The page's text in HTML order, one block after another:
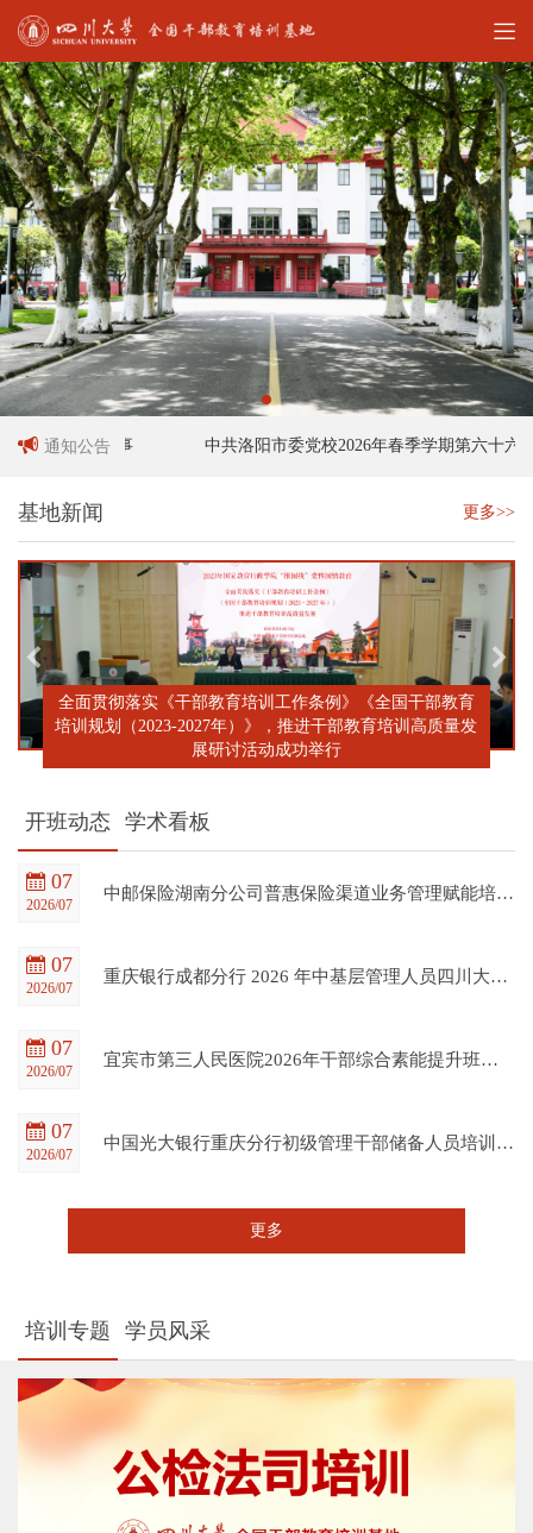
通知公告
员招聘启事 中共洛阳市委党校2026年春季学期第六十六期
基地新闻 更多>>
全面贯彻落实《干部教育培训工作条例》《全国干部教育
培训规划（2023-2027年）》，推进干部教育培训高质量发
展研讨活动成功举行
开班动态 学术看板
07
2026/07
中邮保险湖南分公司普惠保险渠道业务管理赋能培训班在四川大学全国干部教育培训基地顺利开班
07
2026/07
重庆银行成都分行 2026 年中基层管理人员四川大学培训项目（第一期）在四川大学全国干部教育培训基地顺利开班
07
2026/07
宜宾市第三人民医院2026年干部综合素能提升班在四川大学全国干部教育培训基地顺利开班
07
2026/07
中国光大银行重庆分行初级管理干部储备人员培训班在四川大学全国干部教育培训基地顺利开班
更多
培训专题 学员风采